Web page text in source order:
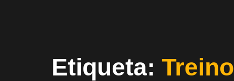
Etiqueta: Treino